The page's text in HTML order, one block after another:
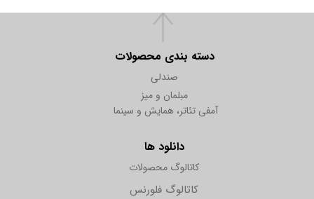
دسته بندی محصولات
صندلی
مبلمان و میز
آمفی تئاتر، همایش و سینما
دانلود ها
کاتالوگ محصولات
کاتالوگ فلورنس